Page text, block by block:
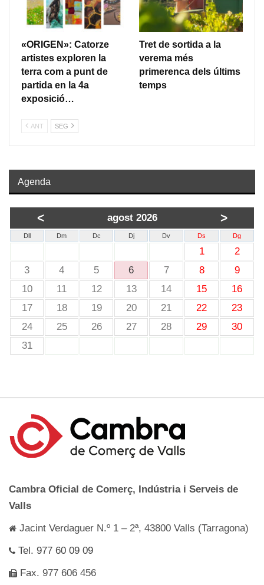
«ORIGEN»: Catorze
artistes exploren la
terra com a punt de
partida en la 4a
exposició…
Tret de sortida a la
verema més
primerenca dels últims
temps
ANT SEG
Agenda
< agost 2026 >
Dll Dm Dc Dj Dv Ds Dg
1
2
3
4 5 6 7 8
9
10
11 12 13 14 15
16
17
18 19 20 21 22
23
24
25 26 27 28 29
30
31
Cambra Oficial de Comerç, Indústria i Serveis de
Valls
Jacint Verdaguer N.º 1 – 2ª, 43800 Valls (Tarragona)
Tel. 977 60 09 09
Fax. 977 606 456